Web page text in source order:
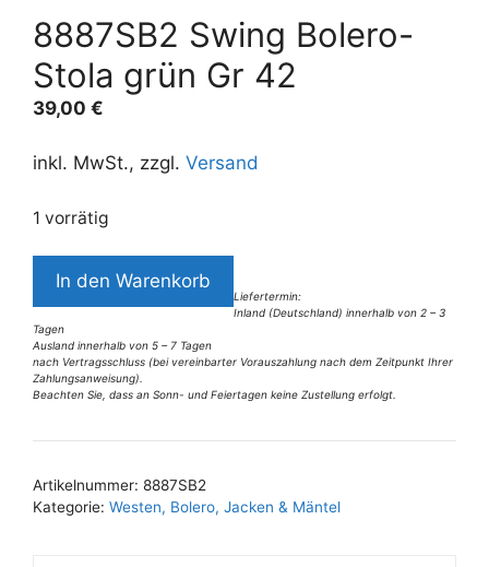
8887SB2 Swing Bolero-
Stola grün Gr 42
39,00 €
inkl. MwSt., zzgl. Versand
1 vorrätig
8887SB2
Swing
Bolero-
Stola
grün
Gr
In den Warenkorb
Liefertermin:
Inland (Deutschland) innerhalb von 2 – 3
Tagen
Ausland innerhalb von 5 – 7 Tagen
nach Vertragsschluss (bei vereinbarter Vorauszahlung nach dem Zeitpunkt Ihrer
Zahlungsanweisung).
Beachten Sie, dass an Sonn- und Feiertagen keine Zustellung erfolgt.
l
e
Artikelnummer: 8887SB2
Kategorie: Westen, Bolero, Jacken & Mäntel